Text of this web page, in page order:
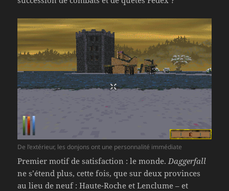
De l’extérieur, les donjons ont une personnalité immédiate
Premier motif de satisfaction : le monde. Daggerfall
ne s’étend plus, cette fois, que sur deux provinces
au lieu de neuf : Haute-Roche et Lenclume – et